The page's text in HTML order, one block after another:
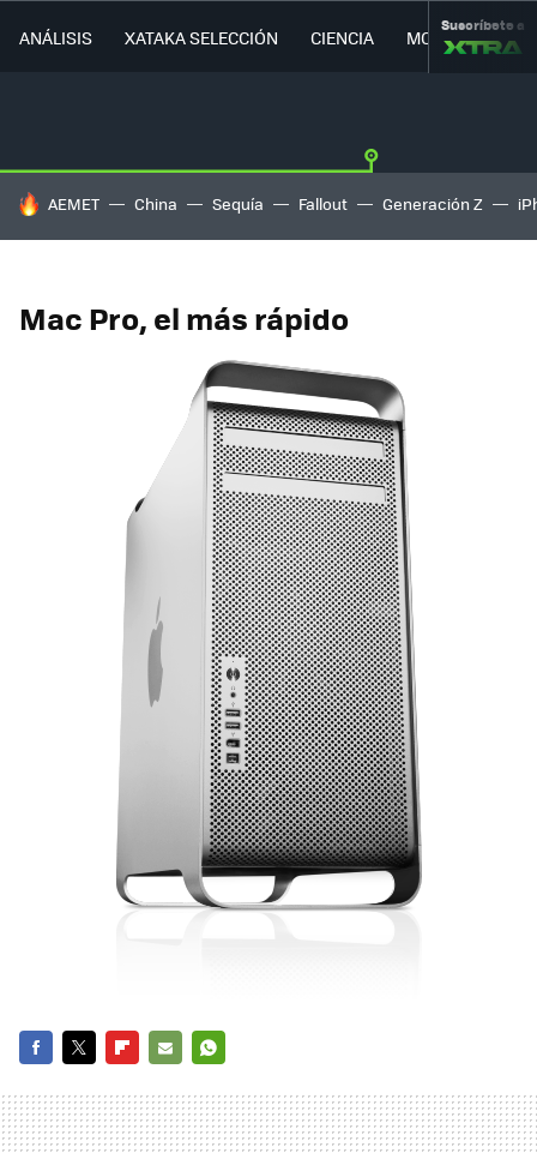
ANÁLISIS XATAKA SELECCIÓN CIENCIA MOVILIDAD
Suscríbete a
HOY SE HABLA DE
AEMET China Sequía Fallout Generación Z
Mac Pro, el más rápido
MAIL